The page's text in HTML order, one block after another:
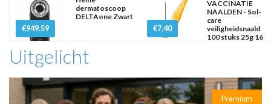
€949.59
dermatoscoop
DELTAone Zwart
€7.40
VACCINATIE
NAALDEN - Sol-
care
veiligheidsnaald
100 stuks 25g 16
Uitgelicht
Premium